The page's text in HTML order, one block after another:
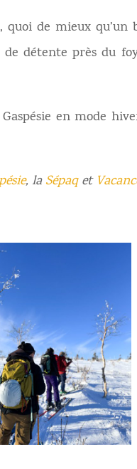
quoi de mieux
détente près du
en mode
, laSépaqet